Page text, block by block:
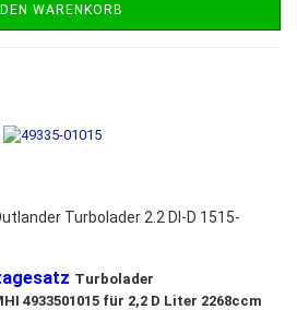
WARENKORB
Turbolader 2.2 DI-D 1515-
Turbolader
4933501015 für 2,2 D Liter 2268ccm